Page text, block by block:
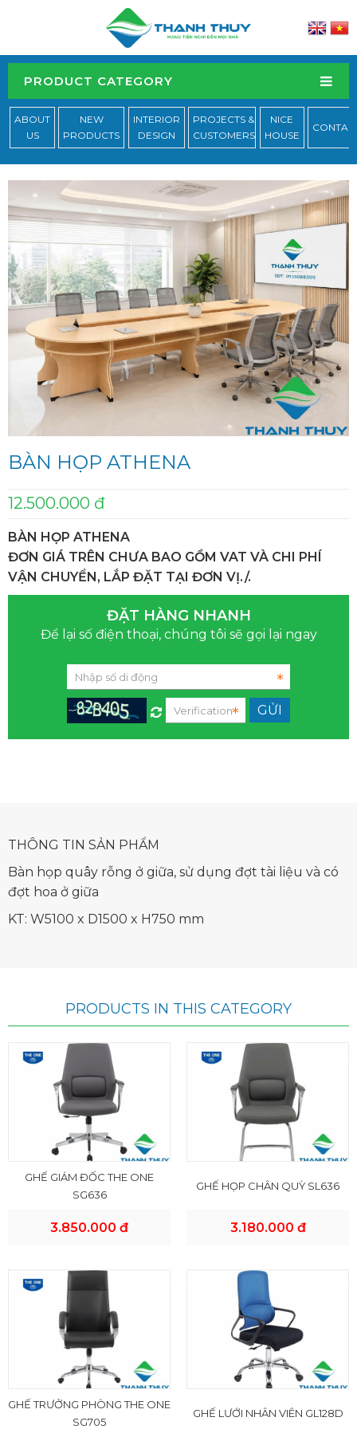
PRODUCT CATEGORY
ABOUT
US
NEW
PRODUCTS
INTERIOR
DESIGN
PROJECTS &
CUSTOMERS
NICE
HOUSE
BÀN HỌP ATHENA
12.500.000 đ
BÀN HỌP ATHENA
ĐƠN GIÁ TRÊN CHƯA BAO GỒM VAT VÀ CHI PHÍ
VẬN CHUYỂN, LẮP ĐẶT TẠI ĐƠN VỊ./.
ĐẶT HÀNG NHANH
Để lại số điện thoại, chúng tôi sẽ gọi lại ngay
THÔNG TIN SẢN PHẨM
Bàn họp quây rỗng ở giữa, sử dụng đợt tài liệu và có
đợt hoa ở giữa
KT: W5100 x D1500 x H750 mm
PRODUCTS IN THIS CATEGORY
GHẾ GIÁM ĐỐC THE ONE
SG636
3.850.000 đ
GHẾ HỌP CHÂN QUỲ SL636
3.180.000 đ
GHẾ TRƯỞNG PHÒNG THE ONE
SG705
GHẾ LƯỚI NHÂN VIÊN GL128D